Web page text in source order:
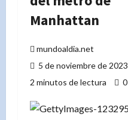
Manhattan
mundoaldia.net
5 de noviembre de 2023
2 minutos de lectura
0